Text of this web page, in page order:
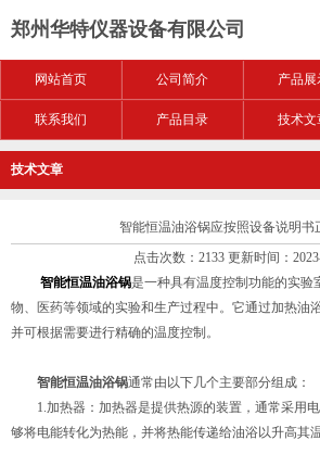
郑州华特仪器设备有限公司
网站首页 公司简介 产品展
联系我们 产品目录 技术文
技术文章
智能恒温油浴锅应按照设备说明书
点击次数：2133 更新时间：
智能恒温油浴锅是一种具有温度控制功能的实验
物、医药等领域的实验和生产过程中。它通过加热油
并可根据需要进行精确的温度控制。
智能恒温油浴锅通常由以下几个主要部分组成：
1.加热器：加热器是提供热源的装置，通常采用电
够将电能转化为热能，并将热能传递给油浴以升高其温